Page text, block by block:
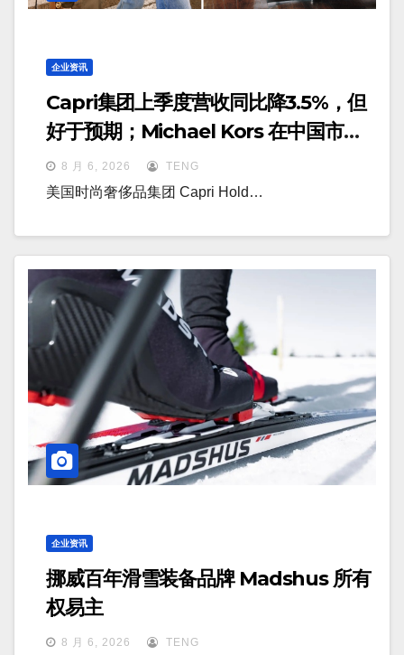
企业资讯
Capri集团上季度营收同比降3.5%，但
好于预期；Michael Kors 在中国市场
持续向好
8 月 6, 2026 TENG
美国时尚奢侈品集团 Capri Hold…
企业资讯
挪威百年滑雪装备品牌 Madshus 所有
权易主
8 月 6, 2026 TENG